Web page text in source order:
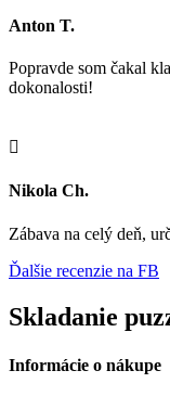
Anton T.
Popravde som čakal
dokonalosti!

Nikola Ch.
Zábava na celý deň,
Ďalšie recenzie na FB
Skladanie
Informácie o nákupe